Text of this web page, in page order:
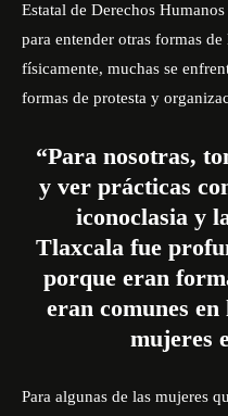
Estatal de Derechos
para entender otras formas
físicamente, muchas se
formas de protesta y
“Para nosotras,
y ver prácticas
iconoclasia y
Tlaxcala fue
porque eran
eran comunes
mujeres
Para algunas de las mujeres